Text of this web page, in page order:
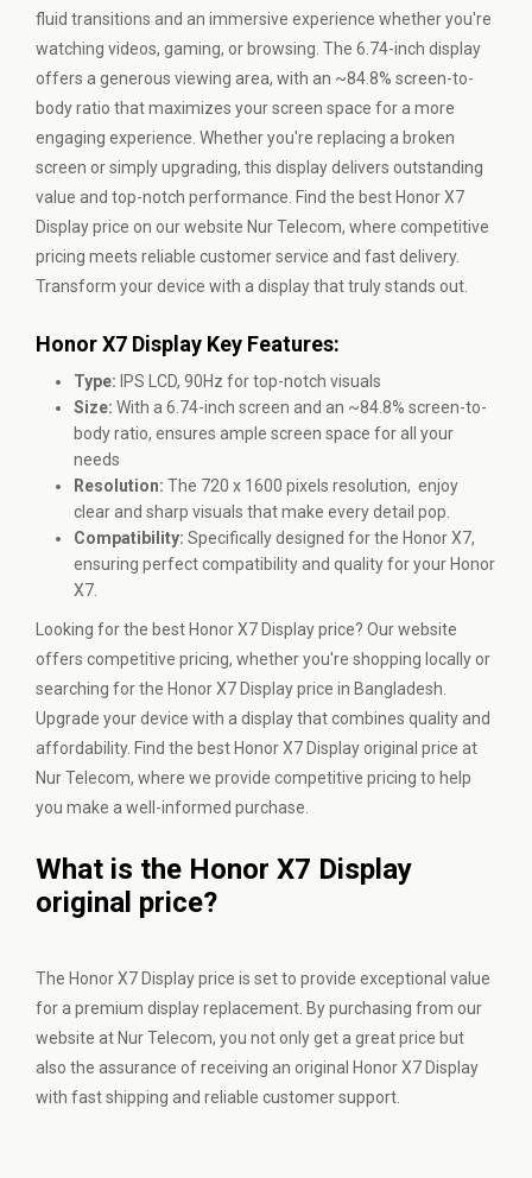
fluid transitions and an immersive experience whether you're
watching videos, gaming, or browsing. The 6.74-inch display
offers a generous viewing area, with an ~84.8% screen-to-
body ratio that maximizes your screen space for a more
engaging experience. Whether you're replacing a broken
screen or simply upgrading, this display delivers outstanding
value and top-notch performance. Find the best Honor X7
Display price on our website Nur Telecom, where competitive
pricing meets reliable customer service and fast delivery.
Transform your device with a display that truly stands out.
Honor X7 Display Key Features:
Type: IPS LCD, 90Hz for top-notch visuals
Size: With a 6.74-inch screen and an ~84.8% screen-to-
body ratio, ensures ample screen space for all your
needs
Resolution: The 720 x 1600 pixels resolution, enjoy
clear and sharp visuals that make every detail pop.
Compatibility: Specifically designed for the Honor X7,
ensuring perfect compatibility and quality for your Honor
X7.
Looking for the best Honor X7 Display price? Our website
offers competitive pricing, whether you're shopping locally or
searching for the Honor X7 Display price in Bangladesh.
Upgrade your device with a display that combines quality and
affordability. Find the best Honor X7 Display original price at
Nur Telecom, where we provide competitive pricing to help
you make a well-informed purchase.
What is the Honor X7 Display
original price?
The Honor X7 Display price is set to provide exceptional value
for a premium display replacement. By purchasing from our
website at Nur Telecom, you not only get a great price but
also the assurance of receiving an original Honor X7 Display
with fast shipping and reliable customer support.